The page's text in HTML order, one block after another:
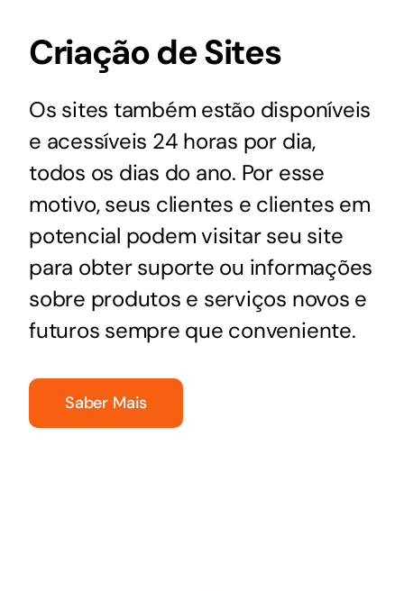
Criação de Sites
Os sites também estão disponíveis
e acessíveis 24 horas por dia,
todos os dias do ano. Por esse
motivo, seus clientes e clientes em
potencial podem visitar seu site
para obter suporte ou informações
sobre produtos e serviços novos e
futuros sempre que conveniente.
Saber Mais